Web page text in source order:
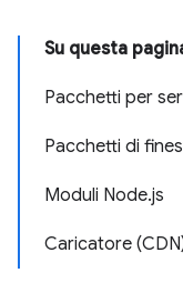
Su questa
Pacchetti per
Pacchetti di
Moduli Node.js
Caricatore